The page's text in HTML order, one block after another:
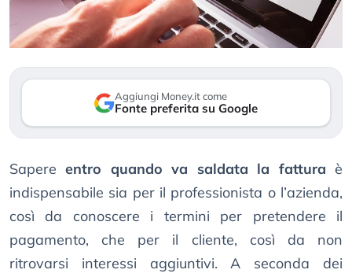
Aggiungi Money.it come
Fonte preferita su Google
Sapereentro quando va saldata la fattura è
indispensabile sia per il professionista o l’azienda,
così da conoscere i termini per pretendere il
pagamento, che per il cliente, così da non
ritrovarsi interessi aggiuntivi. A seconda dei